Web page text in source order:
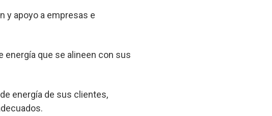
y apoyo a empresas e
energía que se alineen con sus
energía de sus clientes,